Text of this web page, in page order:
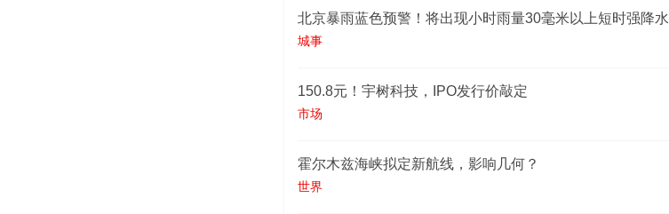
北京暴雨蓝色预警！将出现小时雨量30毫米以上短时强降水
城事
150.8元！宇树科技，IPO发行价敲定
市场
霍尔木兹海峡拟定新航线，影响几何？
世界